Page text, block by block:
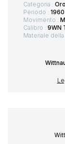
Categoria :
Periodo : 1960
Movimento :
Calibro : 9WN
Materiale della